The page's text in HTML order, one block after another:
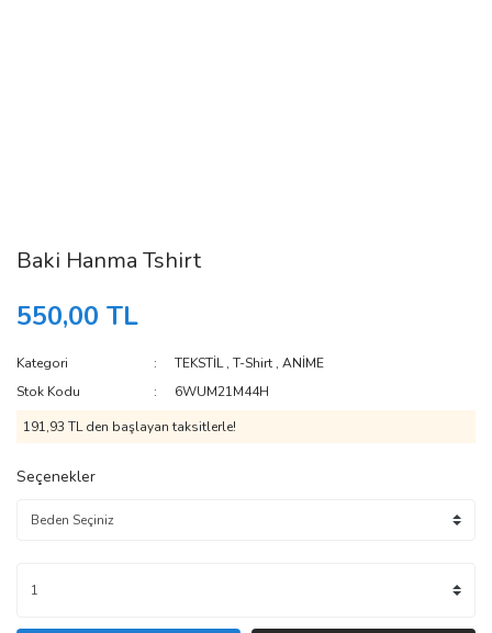
Baki Hanma Tshirt
550,00 TL
Kategori TEKSTİL,T-Shirt ,ANİME
Stok Kodu
6WUM21M44H
191,93 TL den başlayan taksitlerle!
Seçenekler